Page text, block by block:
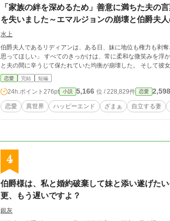
「家族の絆を深めるため」善意に満ちた夫の
を失いました～エマルジョンの崩壊と伯爵夫
水上
伯爵夫人であるリディアンは、ある日、妹に地位も権力も剥奪された。 「家族の絆を深めるための、君からのささ
思ってほしい」 すべてのきっかけは、常に柔和な微笑みを浮かべている夫の、善意に満ちたその言葉だった。 その瞬間、リディアン
と夫の間に辛うじ
恋愛 完結 短編
24h.ポイント 276pt 小説 5,166 位 / 228,829件 恋愛 2,598
恋愛 異世界 ハッピーエンド ざまぁ 自立する妻
4
伯爵様は、私と婚約破棄して妹と添い遂げた
更、もう遅いですよ？
銀灰